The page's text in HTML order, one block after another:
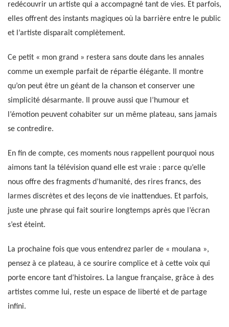
redécouvrir un artiste qui a accompagné tant de vies. Et parfois,
elles offrent des instants magiques où la barrière entre le public
et l’artiste disparaît complètement.
Ce petit « mon grand » restera sans doute dans les annales
comme un exemple parfait de répartie élégante. Il montre
qu’on peut être un géant de la chanson et conserver une
simplicité désarmante. Il prouve aussi que l’humour et
l’émotion peuvent cohabiter sur un même plateau, sans jamais
se contredire.
En fin de compte, ces moments nous rappellent pourquoi nous
aimons tant la télévision quand elle est vraie : parce qu’elle
nous offre des fragments d’humanité, des rires francs, des
larmes discrètes et des leçons de vie inattendues. Et parfois,
juste une phrase qui fait sourire longtemps après que l’écran
s’est éteint.
La prochaine fois que vous entendrez parler de « moulana »,
pensez à ce plateau, à ce sourire complice et à cette voix qui
porte encore tant d’histoires. La langue française, grâce à des
artistes comme lui, reste un espace de liberté et de partage
infini.